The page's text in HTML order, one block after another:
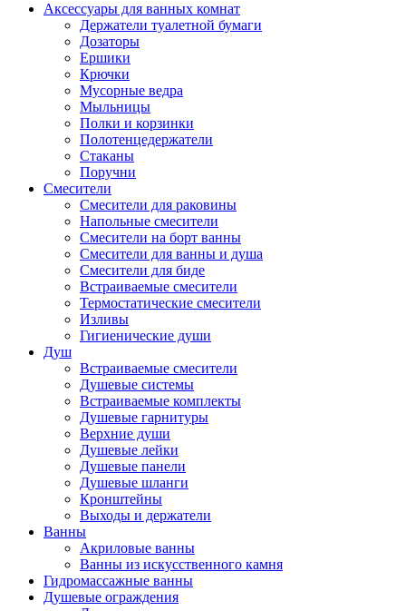
Аксессуары для ванных комнат
Держатели туалетной бумаги
Дозаторы
Ершики
Крючки
Мусорные ведра
Мыльницы
Полки и корзинки
Полотенцедержатели
Стаканы
Поручни
Смесители
Смесители для раковины
Напольные смесители
Смесители на борт ванны
Смесители для ванны и душа
Смесители для биде
Встраиваемые смесители
Термостатические смесители
Изливы
Гигиенические души
Душ
Встраиваемые смесители
Душевые системы
Встраиваемые комплекты
Душевые гарнитуры
Верхние души
Душевые лейки
Душевые панели
Душевые шланги
Кронштейны
Выходы и держатели
Ванны
Акриловые ванны
Ванны из искусственного камня
Гидромассажные ванны
Душевые ограждения